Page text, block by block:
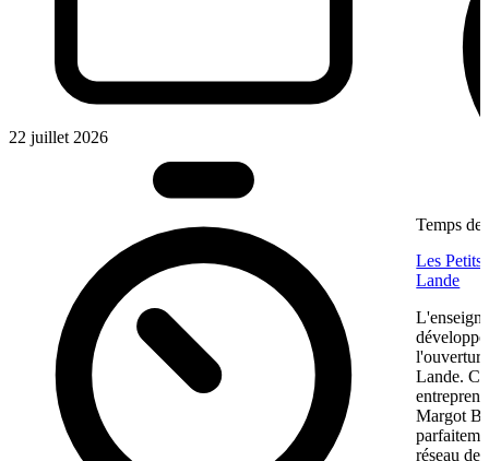
22 juillet 2026
Temps de
Les Petits
Lande
Lande.
Margot
réseau de